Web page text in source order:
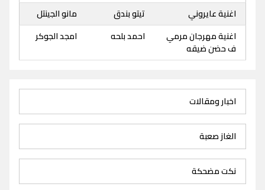
اغنية عايروني تيتو بندق
مانو الجينتل
اغنية مهرجان مرمي
ف حضن ضيقه
احمد بلحه امجد الجوكر
اخبار ومقالات
الغاز صعبة
نكت مضحكة